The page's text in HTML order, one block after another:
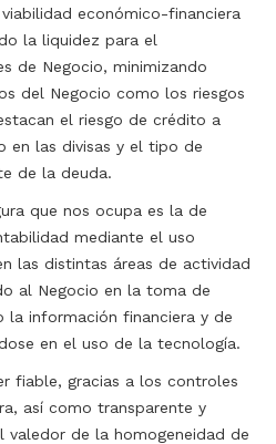
económico-financiera
la liquidez para el
de Negocio, minimizando
del Negocio como los riesgos
el riesgo de crédito a
en las divisas y el tipo de
de la deuda.
que nos ocupa es la de
mediante el uso
las distintas áreas de actividad
al Negocio en la toma de
la información financiera y de
en el uso de la tecnología.
fiable, gracias a los controles
así como transparente y
valedor de la homogeneidad de